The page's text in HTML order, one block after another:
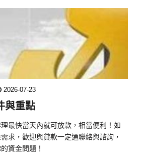
2026-07-23
與重點
最快當天內就可放款，相當便利！如
求，歡迎與貸款一定通聯絡與諮詢，
資金問題！